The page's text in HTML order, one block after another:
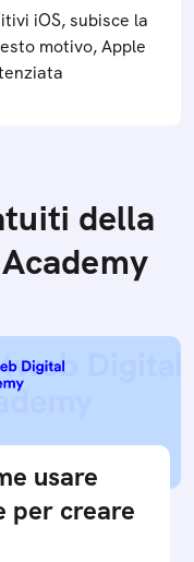
iOS, subisce la
motivo, Apple
della
usare
per creare